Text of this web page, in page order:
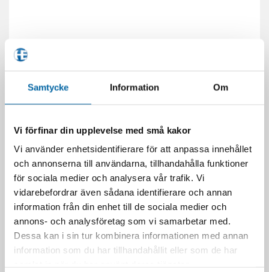
Samtycke Information Om
Vi förfinar din upplevelse med små kakor
Vi använder enhetsidentifierare för att anpassa innehållet
och annonserna till användarna, tillhandahålla funktioner
för sociala medier och analysera vår trafik. Vi
vidarebefordrar även sådana identifierare och annan
information från din enhet till de sociala medier och
annons- och analysföretag som vi samarbetar med.
Dessa kan i sin tur kombinera informationen med annan
information som du har tillhandahållit eller som de har
RELATERADE PRODUKTER